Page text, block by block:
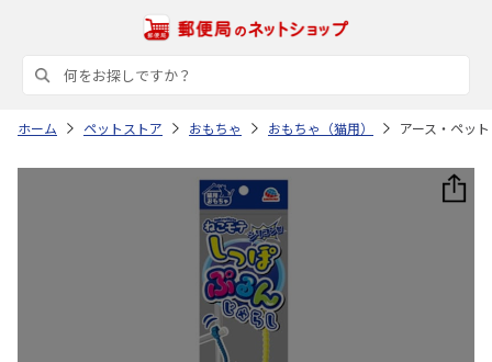
ホーム ペットストア おもちゃ おもちゃ（猫用） アース・ペッ